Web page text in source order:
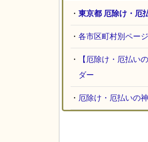
・ 東京都 厄除け・厄
・ 各市区町村別ペー
・
【厄除け・厄払い
ダー
・ 厄除け・厄払いの